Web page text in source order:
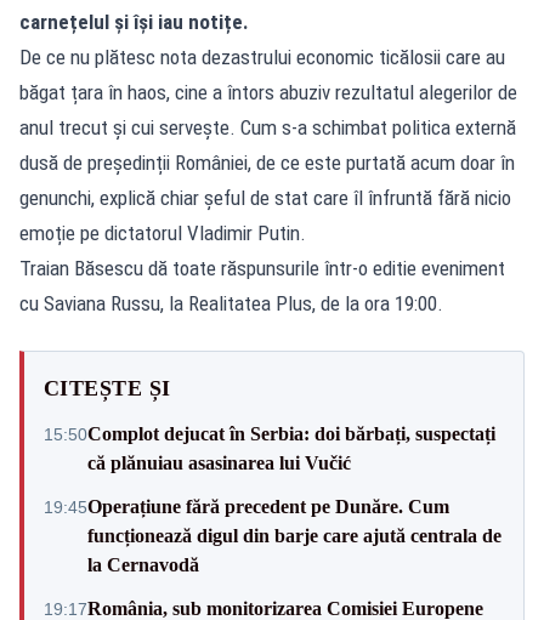
carnețelul și își iau notițe.
De ce nu plătesc nota dezastrului economic ticălosii care au
băgat țara în haos, cine a întors abuziv rezultatul alegerilor de
anul trecut și cui servește. Cum s-a schimbat politica externă
dusă de președinții României, de ce este purtată acum doar în
genunchi, explică chiar șeful de stat care îl înfruntă fără nicio
emoție pe dictatorul Vladimir Putin.
Traian Băsescu dă toate răspunsurile într-o editie eveniment
cu Saviana Russu, la Realitatea Plus, de la ora 19:00.
CITEȘTE ȘI
15:50Complot dejucat în Serbia: doi bărbați, suspectați
că plănuiau asasinarea lui Vučić
19:45Operațiune fără precedent pe Dunăre. Cum
funcționează digul din barje care ajută centrala de
la Cernavodă
19:17România, sub monitorizarea Comisiei Europene